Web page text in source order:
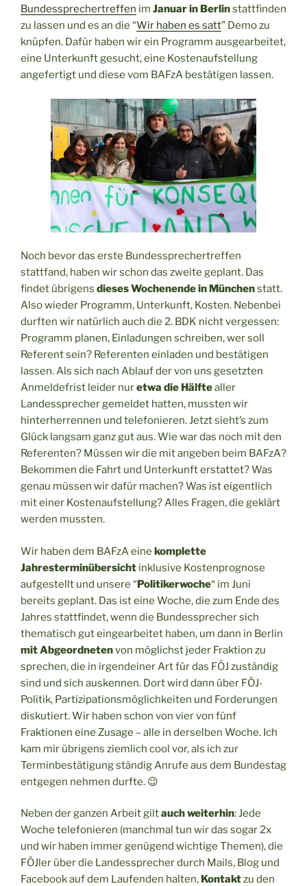
Bundessprechertreffen im Januar in Berlinstattfinden
zu lassen und es an die “Wir haben es satt” Demo zu
knüpfen. Dafür haben wir ein Programm ausgearbeitet,
eine Unterkunft gesucht, eine Kostenaufstellung
angefertigt und diese vom BAFzA bestätigen lassen.
Noch bevor das erste Bundessprechertreffen
stattfand, haben wir schon das zweite geplant. Das
findet übrigens dieses Wochenende in Münchenstatt.
Also wieder Programm, Unterkunft, Kosten. Nebenbei
durften wir natürlich auch die 2. BDK nicht vergessen:
Programm planen, Einladungen schreiben, wer soll
Referent sein? Referenten einladen und bestätigen
lassen. Als sich nach Ablauf der von uns gesetzten
Anmeldefrist leider nuretwa die Hälftealler
Landessprecher gemeldet hatten, mussten wir
hinterherrennen und telefonieren. Jetzt sieht’s zum
Glück langsam ganz gut aus. Wie war das noch mit den
Referenten? Müssen wir die mit angeben beim BAFzA?
Bekommen die Fahrt und Unterkunft erstattet? Was
genau müssen wir dafür machen? Was ist eigentlich
mit einer Kostenaufstellung? Alles Fragen, die geklärt
werden mussten.
Wir haben dem BAFzA eine komplette
Jahresterminübersicht inklusive Kostenprognose
aufgestellt und unsere “Politikerwoche“ im Juni
bereits geplant. Das ist eine Woche, die zum Ende des
Jahres stattfindet, wenn die Bundessprecher sich
thematisch gut eingearbeitet haben, um dann in Berlin
mit Abgeordnetenvon möglichst jeder Fraktion zu
sprechen, die in irgendeiner Art für das FÖJ zuständig
sind und sich auskennen. Dort wird dann über FÖJ-
Politik, Partizipationsmöglichkeiten und Forderungen
diskutiert. Wir haben schon von vier von fünf
Fraktionen eine Zusage – alle in derselben Woche. Ich
kam mir übrigens ziemlich cool vor, als ich zur
Terminbestätigung ständig Anrufe aus dem Bundestag
entgegen nehmen durfte. 😉
Neben der ganzen Arbeit giltauch weiterhin: Jede
Woche telefonieren (manchmal tun wir das sogar 2x
und wir haben immer genügend wichtige Themen), die
FÖJler über die Landessprecher durch Mails, Blog und
Facebook auf dem Laufenden halten, Kontaktzu den